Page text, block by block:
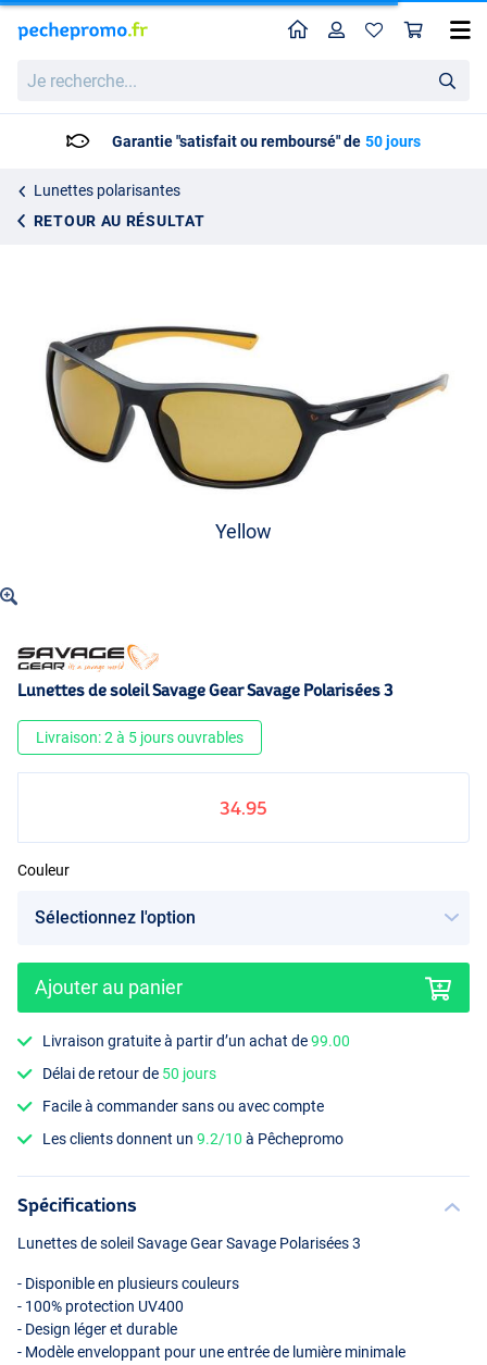
recherche...
HomeProfil
Garantie "satisfait ou remboursé" de 50 jours
Lunettes polarisantes
RETOUR AU RÉSULTAT
Lunettes de soleil Savage Gear Savage Polarisées 3
Yellow
Black
Lunettes de soleil Savage Gear Savage Polarisées 3
Livraison: 2 à 5 jours ouvrables
34.95
Couleur
Ajouter au panier
Livraison gratuite à partir d’un achat de99.00
Délai de retour de 50 jours
Facile à commander sans ou avec compte
Les clients donnent un9.2/10 à Pêchepromo
Spécifications
Lunettes de soleil Savage Gear Savage Polarisées 3
- Disponible en plusieurs couleurs
- 100% protection UV400
- Design léger et durable
- Modèle enveloppant pour une entrée de lumière minimale